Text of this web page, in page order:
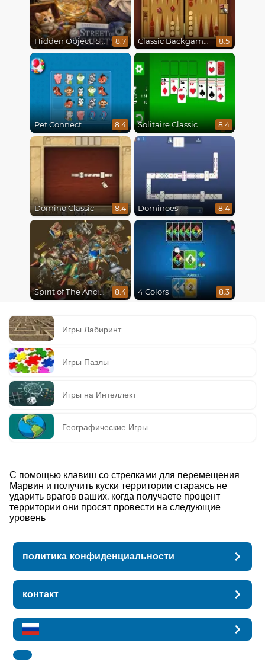
Hidden Object: Street Of Secrets 8.7 Classic Backgammon 8.5
Pet Connect 8.4 Solitaire Classic 8.4
Domino Classic 8.4 Dominoes 8.4
Spirit of The Ancient Forest 8.4 4 Colors 8.3
Игры Лабиринт
Игры Пазлы
Игры на Интеллект
Географические Игры
С помощью клавиш со стрелками для перемещения
Марвин и получить куски территории стараясь не
ударить врагов ваших, когда получаете процент
территории они просят провести на следующие
уровень
политика конфиденциальности
контакт